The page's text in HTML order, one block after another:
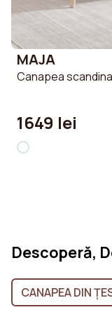
MAJA
Canapea
1649 lei
Descoperă,
CANAPEA DIN